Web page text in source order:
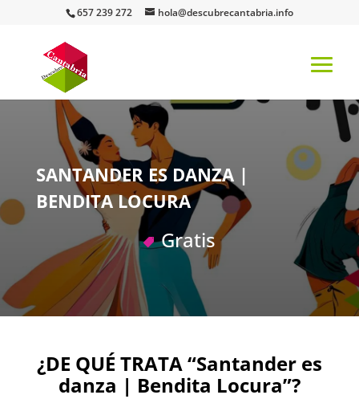
657 239 272 hola@descubrecantabria.info
SANTANDER ES DANZA |
BENDITA LOCURA
Gratis
¿DE QUÉ TRATA “Santander es
danza | Bendita Locura”?